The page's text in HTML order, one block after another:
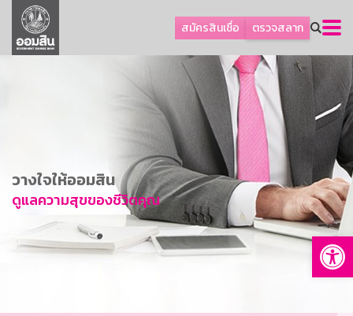
สมัครสินเชื่อ ตรวจสลาก
ลูกค้าธุรกิจ
ลูกค้าผู้ประกอบรายย่อย
การพัฒนาที่ยั่งยืน
ข่าวสาร
บริการทางการเงิน
อื่นๆ
วางใจให้ออมสิน
ดูแลความสุขของชีวิตคุณ